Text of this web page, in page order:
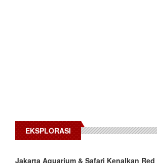
EKSPLORASI
Jakarta Aquarium & Safari Kenalkan Red